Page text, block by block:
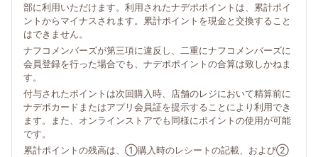
部に利用いただけます。利用されたナデポポイントは、累計ポイ
ントからマイナスされます。累計ポイントを現金と交換すること
はできません。
ナフコメンバーズが第三項に違反し、二重にナフコメンバーズに
会員登録を行った場合でも、ナデポポイントの合算は致しかねま
す。
付与されたポイントは次回購入時、店舗のレジにおいて精算前に
ナデポカードまたはアプリ会員証を提示することにより利用でき
ます。また、オンラインストアでも同様にポイントの使用が可能
です。
累計ポイントの残高は、①購入時のレシートの記載、および②